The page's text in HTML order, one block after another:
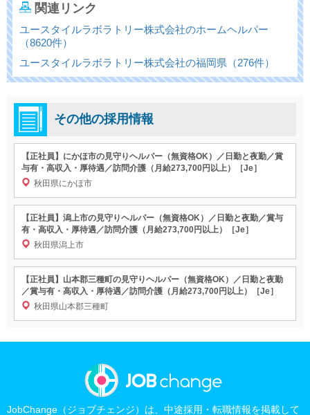
関連リンク
ユースタイルラボラトリー株式会社のホームヘルパー
（8620件）
ユースタイルラボラトリー株式会社の福岡県（276件）
その他の採用情報
【正社員】にかほ市の見守りヘルパー（無資格OK）／日勤と夜勤／賞
与有・高収入・厚待遇／訪問介護（月給273,700円以上）［Je］
秋田県にかほ市
【正社員】潟上市の見守りヘルパー（無資格OK）／日勤と夜勤／賞与
有・高収入・厚待遇／訪問介護（月給273,700円以上）［Je］
秋田県潟上市
【正社員】山本郡三種町の見守りヘルパー（無資格OK）／日勤と夜勤
／賞与有・高収入・厚待遇／訪問介護（月給273,700円以上）［Je］
秋田県山本郡三種町
JobChange（ジョブチェンジ）は、中途採用・転職情報を掲載して